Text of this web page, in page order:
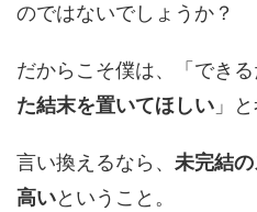
のではないでしょうか？
だからこそ僕は、「でき
た結末を置いてほしい 」
言い換えるなら、 未完結
高いということ。